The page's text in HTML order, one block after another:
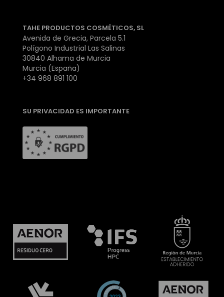
TAHE PRODUCTOS COSMÉTICOS, SL
Avenida de Grecia, Parcela 5.1
Polígono Industrial Las Salinas
30840 Alhama de Murcia
Murcia (España)
+34 968 891 100
SU PRIVACIDAD ES IMPORTANTE